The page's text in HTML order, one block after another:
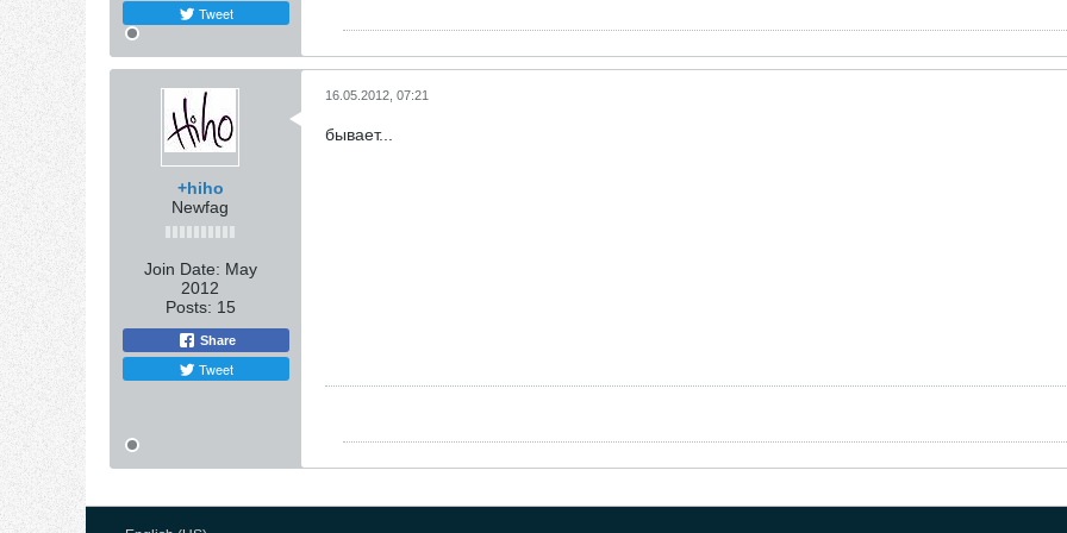
Tweet
+hiho
Newfag
Join Date: May
2012
Posts: 15
Share
Tweet
16.05.2012, 07:21
бывает...